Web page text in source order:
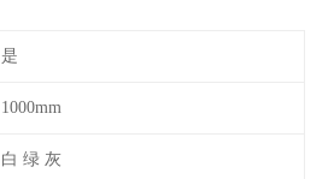
是
1000mm
白 绿 灰